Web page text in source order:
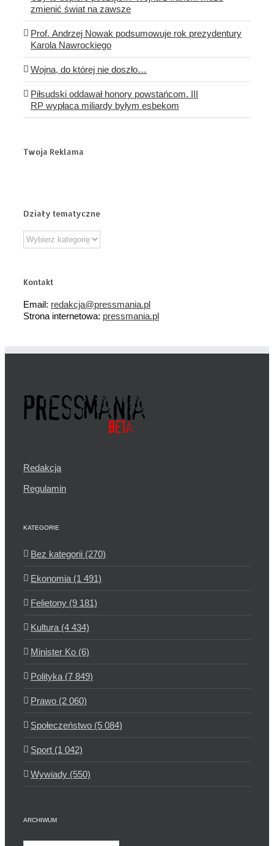
zmienić świat na zawsze
Prof. Andrzej Nowak podsumowuje rok prezydentury
Karola Nawrockiego
Wojna, do której nie doszło…
Piłsudski oddawał honory powstańcom. III
RP wypłaca miliardy byłym esbekom
Twoja Reklama
Działy tematyczne
Działy
tematyczne
Kontakt
Email: redakcja@pressmania.pl
Strona internetowa: pressmania.pl
Redakcja
Regulamin
KATEGORIE
Bez kategorii (270)
Ekonomia (1 491)
Felietony (9 181)
Kultura (4 434)
Minister Ko (6)
Polityka (7 849)
Prawo (2 060)
Społeczeństwo (5 084)
Sport (1 042)
Wywiady (550)
ARCHIWUM